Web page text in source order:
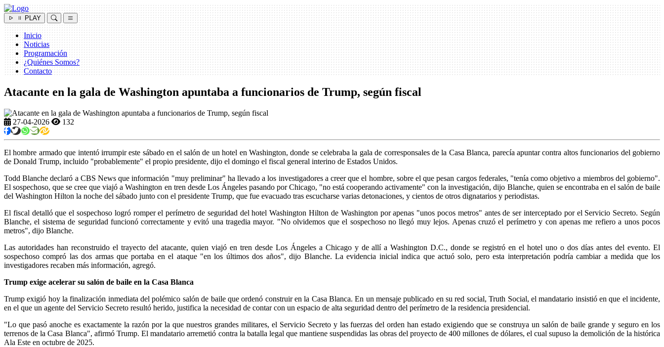
PLAY
Inicio
Noticias
Programación
¿Quiénes Somos?
Contacto
Atacante en la gala de Washington apuntaba a funcionarios de Trump, según fiscal
27-04-2026 132
El hombre armado que intentó irrumpir este sábado en el salón de un hotel en Washington, donde se celebraba la gala de corresponsales de la Casa Blanca, parecía apuntar contra altos funcionarios del gobierno
de Donald Trump, incluido "probablemente" el propio presidente, dijo el domingo el fiscal general interino de Estados Unidos.
Todd Blanche declaró a CBS News que información "muy preliminar" ha llevado a los investigadores a creer que el hombre, sobre el que pesan cargos federales, "tenía como objetivo a miembros del gobierno".
El sospechoso, que se cree que viajó a Washington en tren desde Los Ángeles pasando por Chicago, "no está cooperando activamente" con la investigación, dijo Blanche, quien se encontraba en el salón de baile
del Washington Hilton la noche del sábado junto con el presidente Trump, que fue evacuado tras escucharse varias detonaciones, y cientos de otros dignatarios y periodistas.
El fiscal detalló que el sospechoso logró romper el perímetro de seguridad del hotel Washington Hilton de Washington por apenas "unos pocos metros" antes de ser interceptado por el Servicio Secreto. Según
Blanche, el sistema de seguridad funcionó correctamente y evitó una tragedia mayor. "No olvidemos que el sospechoso no llegó muy lejos. Apenas cruzó el perímetro y con apenas me refiero a unos pocos
metros", dijo Blanche.
Las autoridades han reconstruido el trayecto del atacante, quien viajó en tren desde Los Ángeles a Chicago y de allí a Washington D.C., donde se registró en el hotel uno o dos días antes del evento. El
sospechoso compró las dos armas que portaba en el ataque "en los últimos dos años", dijo Blanche. La evidencia inicial indica que actuó solo, pero esta interpretación podría cambiar a medida que los
investigadores recaben más información, agregó.
Trump exige acelerar su salón de baile en la Casa Blanca
Trump exigió hoy la finalización inmediata del polémico salón de baile que ordenó construir en la Casa Blanca. En un mensaje publicado en su red social, Truth Social, el mandatario insistió en que el incidente,
en el que un agente del Servicio Secreto resultó herido, justifica la necesidad de contar con un espacio de alta seguridad dentro del perímetro de la residencia presidencial.
"Lo que pasó anoche es exactamente la razón por la que nuestros grandes militares, el Servicio Secreto y las fuerzas del orden han estado exigiendo que se construya un salón de baile grande y seguro en los
terrenos de la Casa Blanca", afirmó Trump. El mandatario arremetió contra la batalla legal que mantiene suspendidas las obras del proyecto de 400 millones de dólares, el cual supuso la demolición de la histórica
Ala Este en octubre de 2025.